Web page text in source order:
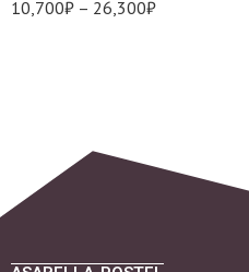
10,700₽ – 26,300₽